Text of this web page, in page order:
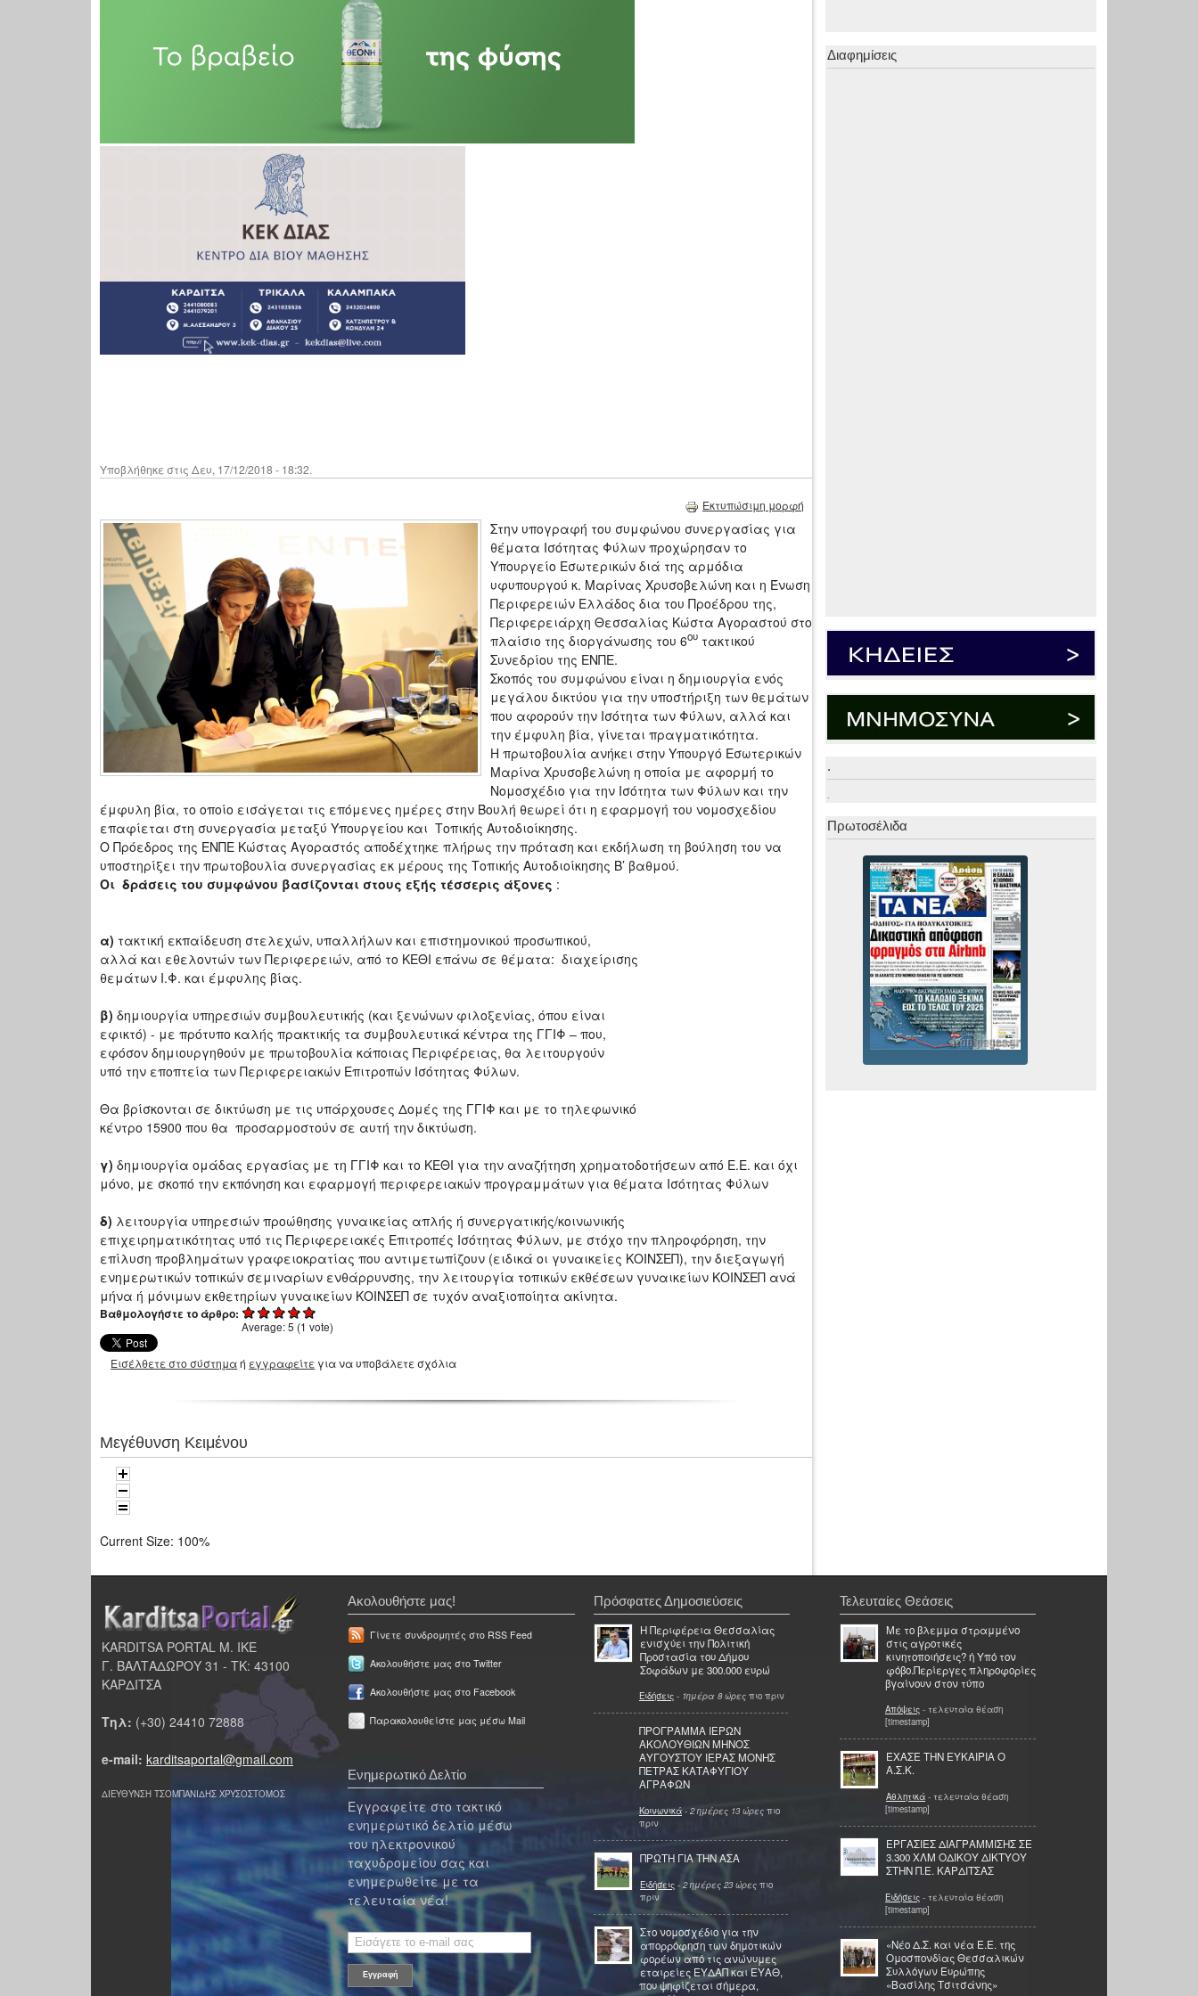
Υποβλήθηκε στις Δευ, 17/12/2018 - 18:32.
Εκτυπώσιμη μορφή
Στην υπογραφή του συμφώνου συνεργασίας για
θέματα Ισότητας Φύλων προχώρησαν το
Υπουργείο Εσωτερικών διά της αρμόδια
υφυπουργού κ. Μαρίνας Χρυσοβελώνη και η Ένωση
Περιφερειών Ελλάδος δια του Προέδρου της,
Περιφερειάρχη Θεσσαλίας Κώστα Αγοραστού στο
πλαίσιο της διοργάνωσης του 6ου τακτικού
Συνεδρίου της ΕΝΠΕ.
Σκοπός του συμφώνου είναι η δημιουργία ενός
μεγάλου δικτύου για την υποστήριξη των θεμάτων
που αφορούν την Ισότητα των Φύλων, αλλά και
την έμφυλη βία, γίνεται πραγματικότητα.
Η πρωτοβουλία ανήκει στην Υπουργό Εσωτερικών
Μαρίνα Χρυσοβελώνη η οποία με αφορμή το
Νομοσχέδιο για την Ισότητα των Φύλων και την
έμφυλη βία, το οποίο εισάγεται τις επόμενες ημέρες στην Βουλή θεωρεί ότι η εφαρμογή του νομοσχεδίου
επαφίεται στη συνεργασία μεταξύ Υπουργείου και Τοπικής Αυτοδιοίκησης.
Ο Πρόεδρος της ΕΝΠΕ Κώστας Αγοραστός αποδέχτηκε πλήρως την πρόταση και εκδήλωση τη βούληση του να
υποστηρίξει την πρωτοβουλία συνεργασίας εκ μέρους της Τοπικής Αυτοδιοίκησης Β’ βαθμού.
Οι δράσεις του συμφώνου βασίζονται στους εξής τέσσερις άξονες :
α) τακτική εκπαίδευση στελεχών, υπαλλήλων και επιστημονικού προσωπικού,
αλλά και εθελοντών των Περιφερειών, από το ΚΕΘΙ επάνω σε θέματα: διαχείρισης
θεμάτων Ι.Φ. και έμφυλης βίας.
β) δημιουργία υπηρεσιών συμβουλευτικής (και ξενώνων φιλοξενίας, όπου είναι
εφικτό) - με πρότυπο καλής πρακτικής τα συμβουλευτικά κέντρα της ΓΓΙΦ – που,
εφόσον δημιουργηθούν με πρωτοβουλία κάποιας Περιφέρειας, θα λειτουργούν
υπό την εποπτεία των Περιφερειακών Επιτροπών Ισότητας Φύλων.
Θα βρίσκονται σε δικτύωση με τις υπάρχουσες Δομές της ΓΓΙΦ και με το τηλεφωνικό
κέντρο 15900 που θα προσαρμοστούν σε αυτή την δικτύωση.
γ) δημιουργία ομάδας εργασίας με τη ΓΓΙΦ και το ΚΕΘΙ για την αναζήτηση χρηματοδοτήσεων από Ε.Ε. και όχι
μόνο, με σκοπό την εκπόνηση και εφαρμογή περιφερειακών προγραμμάτων για θέματα Ισότητας Φύλων
δ) λειτουργία υπηρεσιών προώθησης γυναικείας απλής ή συνεργατικής/κοινωνικής
επιχειρηματικότητας υπό τις Περιφερειακές Επιτροπές Ισότητας Φύλων, με στόχο την πληροφόρηση, την
επίλυση προβλημάτων γραφειοκρατίας που αντιμετωπίζουν (ειδικά οι γυναικείες ΚΟΙΝΣΕΠ), την διεξαγωγή
ενημερωτικών τοπικών σεμιναρίων ενθάρρυνσης, την λειτουργία τοπικών εκθέσεων γυναικείων ΚΟΙΝΣΕΠ ανά
μήνα ή μόνιμων εκθετηρίων γυναικείων ΚΟΙΝΣΕΠ σε τυχόν αναξιοποίητα ακίνητα.
Βαθμολογήστε το άρθρο:
Average:5 (1 vote)
Εισέλθετε στο σύστημαή εγγραφείτε για να υποβάλετε σχόλια
Μεγέθυνση Κειμένου
Current Size: 100%
Διαφημίσεις
.
.
Πρωτοσέλιδα
KARDITSA PORTAL Μ. ΙΚΕ
Γ. ΒΑΛΤΑΔΩΡΟΥ 31 - ΤΚ: 43100
ΚΑΡΔΙΤΣΑ
Τηλ: (+30) 24410 72888
e-mail: karditsaportal@gmail.com
ΔΙΕΥΘΥΝΣΗ ΤΣΟΜΠΑΝΙΔΗΣ ΧΡΥΣΟΣΤΟΜΟΣ
Ακολουθήστε μας!
Γίνετε συνδρομητές στο RSS Feed
Ακολουθήστε μας στο Twitter
Ακολουθήστε μας στο Facebook
Παρακολουθείστε μας μέσω Mail
Ενημερωτικό Δελτίο
Εγγραφείτε στο τακτικό
ενημερωτικό δελτίο μέσω
του ηλεκτρονικού
ταχυδρομείου σας και
ενημερωθείτε με τα
τελευταία νέα!
Πρόσφατες Δημοσιεύσεις
Η Περιφέρεια Θεσσαλίας
ενισχύει την Πολιτική
Προστασία του Δήμου
Σοφάδων με 300.000 ευρώ
Ειδήσεις - 1ημέρα 8 ώρες πιο πριν
ΠΡΟΓΡΑΜΜΑ ΙΕΡΩΝ
ΑΚΟΛΟΥΘΙΩΝ ΜΗΝΟΣ
ΑΥΓΟΥΣΤΟΥ ΙΕΡΑΣ ΜΟΝΗΣ
ΠΕΤΡΑΣ ΚΑΤΑΦΥΓΙΟΥ
ΑΓΡΑΦΩΝ
Κοινωνικά - 2 ημέρες 13 ώρες πιο
πριν
ΠΡΩΤΗ ΓΙΑ ΤΗΝ ΑΣΑ
Ειδήσεις - 2 ημέρες 23 ώρες πιο
πριν
Στο νομοσχέδιο για την
απορρόφηση των δημοτικών
φορέων από τις ανώνυμες
εταιρείες ΕΥΔΑΠ και ΕΥΑΘ,
που ψηφίζεται σήμερα,
Τελευταίες Θεάσεις
Mε το βλεμμα στραμμένο
στις αγροτικές
κινητοποιήσεις? ή Υπό τον
φόβο.Περίεργες πληροφορίες
βγαίνουν στον τύπο
Απόψεις - τελευταία θέαση
[timestamp]
ΈΧΑΣΕ ΤΗΝ ΕΥΚΑΙΡΙΑ Ο
Α.Σ.Κ.
Αθλητικά - τελευταία θέαση
[timestamp]
ΕΡΓΑΣΙΕΣ ΔΙΑΓΡΑΜΜΙΣΗΣ ΣΕ
3.300 ΧΛΜ ΟΔΙΚΟΥ ΔΙΚΤΥΟΥ
ΣΤΗΝ Π.Ε. ΚΑΡΔΙΤΣΑΣ
Ειδήσεις - τελευταία θέαση
[timestamp]
«Νέο Δ.Σ. και νέα Ε.Ε. της
Ομοσπονδίας Θεσσαλικών
Συλλόγων Ευρώπης
«Βασίλης Τσιτσάνης»